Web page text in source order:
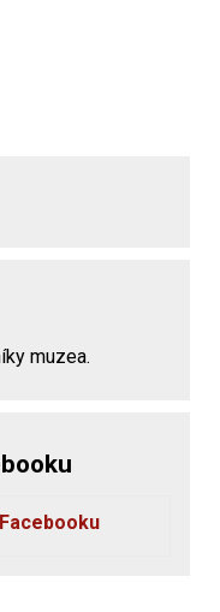
muzea.